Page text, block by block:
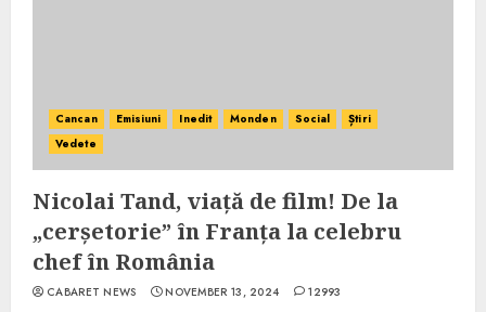
Cancan Emisiuni Inedit Monden Social
Știri
Vedete
Nicolai Tand, viață de film! De la
„cerșetorie” în Franța la celebru
chef în România
CABARET NEWS NOVEMBER 13, 2024 12993